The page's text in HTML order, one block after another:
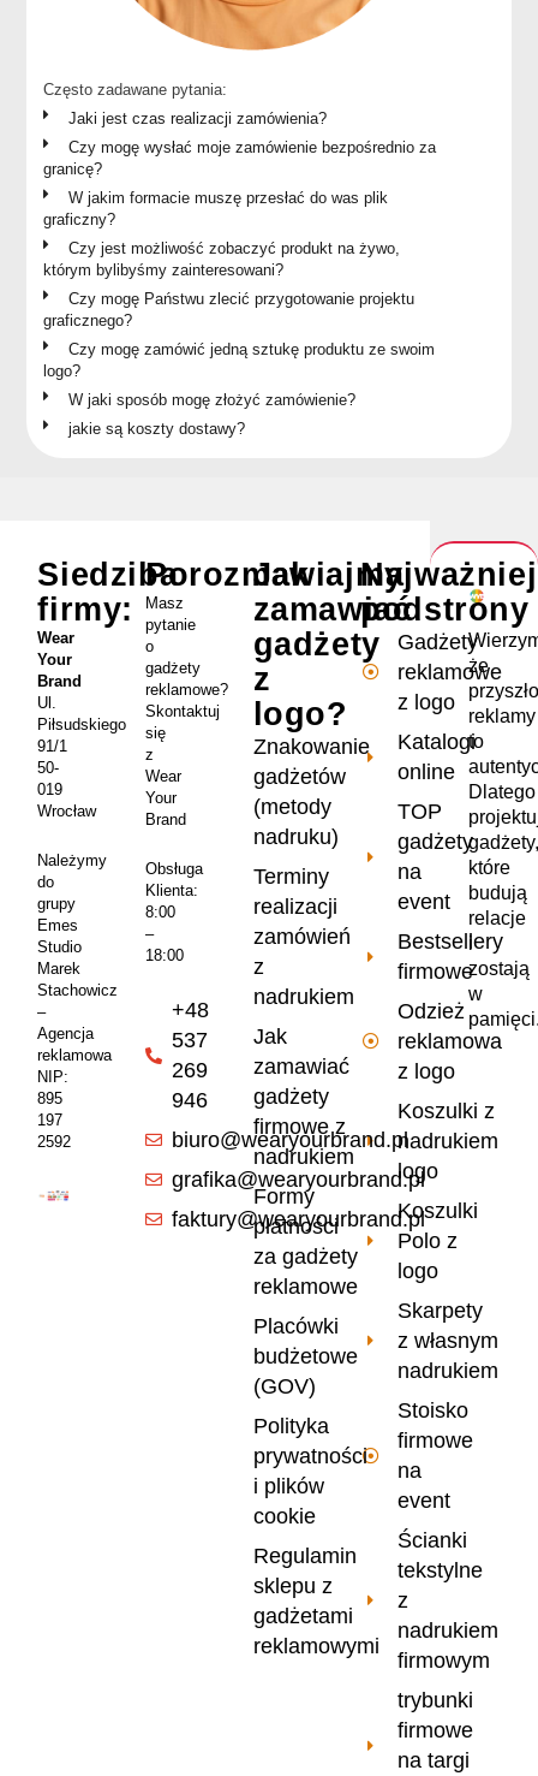
Często zadawane pytania:
Jaki jest czas realizacji zamówienia?
Czy mogę wysłać moje zamówienie bezpośrednio za
granicę?
W jakim formacie muszę przesłać do was plik
graficzny?
Czy jest możliwość zobaczyć produkt na żywo,
którym bylibyśmy zainteresowani?
Czy mogę Państwu zlecić przygotowanie projektu
graficznego?
Czy mogę zamówić jedną sztukę produktu ze swoim
logo?
W jaki sposób mogę złożyć zamówienie?
jakie są koszty dostawy?
że
reklamy
to
Dlatego
gadżety,
które
budują
relacje
i
zostają
w
podstrony
Gadżety
reklamowe
z logo
Katalogi
online
TOP
gadżety
na
event
Bestsellery
firmowe
Odzież
reklamowa
z logo
Koszulki z
nadrukiem
logo
Koszulki
Polo z
logo
Skarpety
z własnym
nadrukiem
Stoisko
firmowe
na
event
Ścianki
tekstylne
z
nadrukiem
firmowym
trybunki
firmowe
na targi
Jak
zamawiać
gadżety
z
logo?
Znakowanie
gadżetów
(metody
nadruku)
Terminy
realizacji
zamówień
z
nadrukiem
Jak
zamawiać
gadżety
firmowe z
nadrukiem
Formy
płatności
za gadżety
reklamowe
Placówki
budżetowe
(GOV)
Polityka
prywatności
i plików
cookie
Regulamin
sklepu z
gadżetami
reklamowymi
Porozmawiajmy
Masz
pytanie
o
gadżety
reklamowe?
Skontaktuj
się
z
Wear
Your
Brand
Obsługa
Klienta:
8:00
–
18:00
+48
537
269
946
biuro@wearyourbrand.pl
grafika@wearyourbrand.pl
faktury@wearyourbrand.pl
Siedziba
firmy:
Wear
Your
Brand
Ul.
Piłsudskiego
91/1
50-
019
Wrocław
Należymy
do
grupy
Emes
Studio
Marek
Stachowicz
–
Agencja
reklamowa
NIP:
895
197
2592